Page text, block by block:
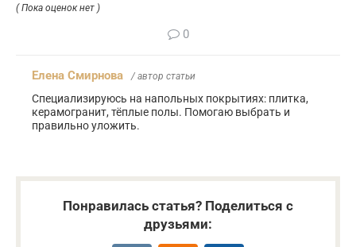
( Пока оценок нет )
0
Елена Смирнова / автор статьи
Специализируюсь на напольных покрытиях: плитка,
керамогранит, тёплые полы. Помогаю выбрать и
правильно уложить.
Понравилась статья? Поделиться с
друзьями: